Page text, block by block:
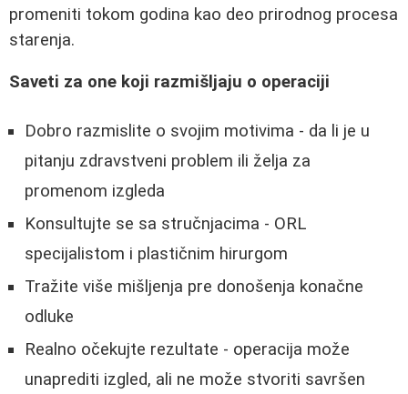
promeniti tokom godina kao deo prirodnog procesa
starenja.
Saveti za one koji razmišljaju o operaciji
Dobro razmislite o svojim motivima - da li je u
pitanju zdravstveni problem ili želja za
promenom izgleda
Konsultujte se sa stručnjacima - ORL
specijalistom i plastičnim hirurgom
Tražite više mišljenja pre donošenja konačne
odluke
Realno očekujte rezultate - operacija može
unaprediti izgled, ali ne može stvoriti savršen